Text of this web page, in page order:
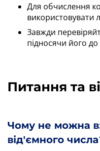
Для обчислення
використовувати
Завжди
підносячи його до
Питання та
Чому не можна
від'ємного